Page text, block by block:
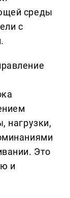
среды
с
нагрузки,
Это
и